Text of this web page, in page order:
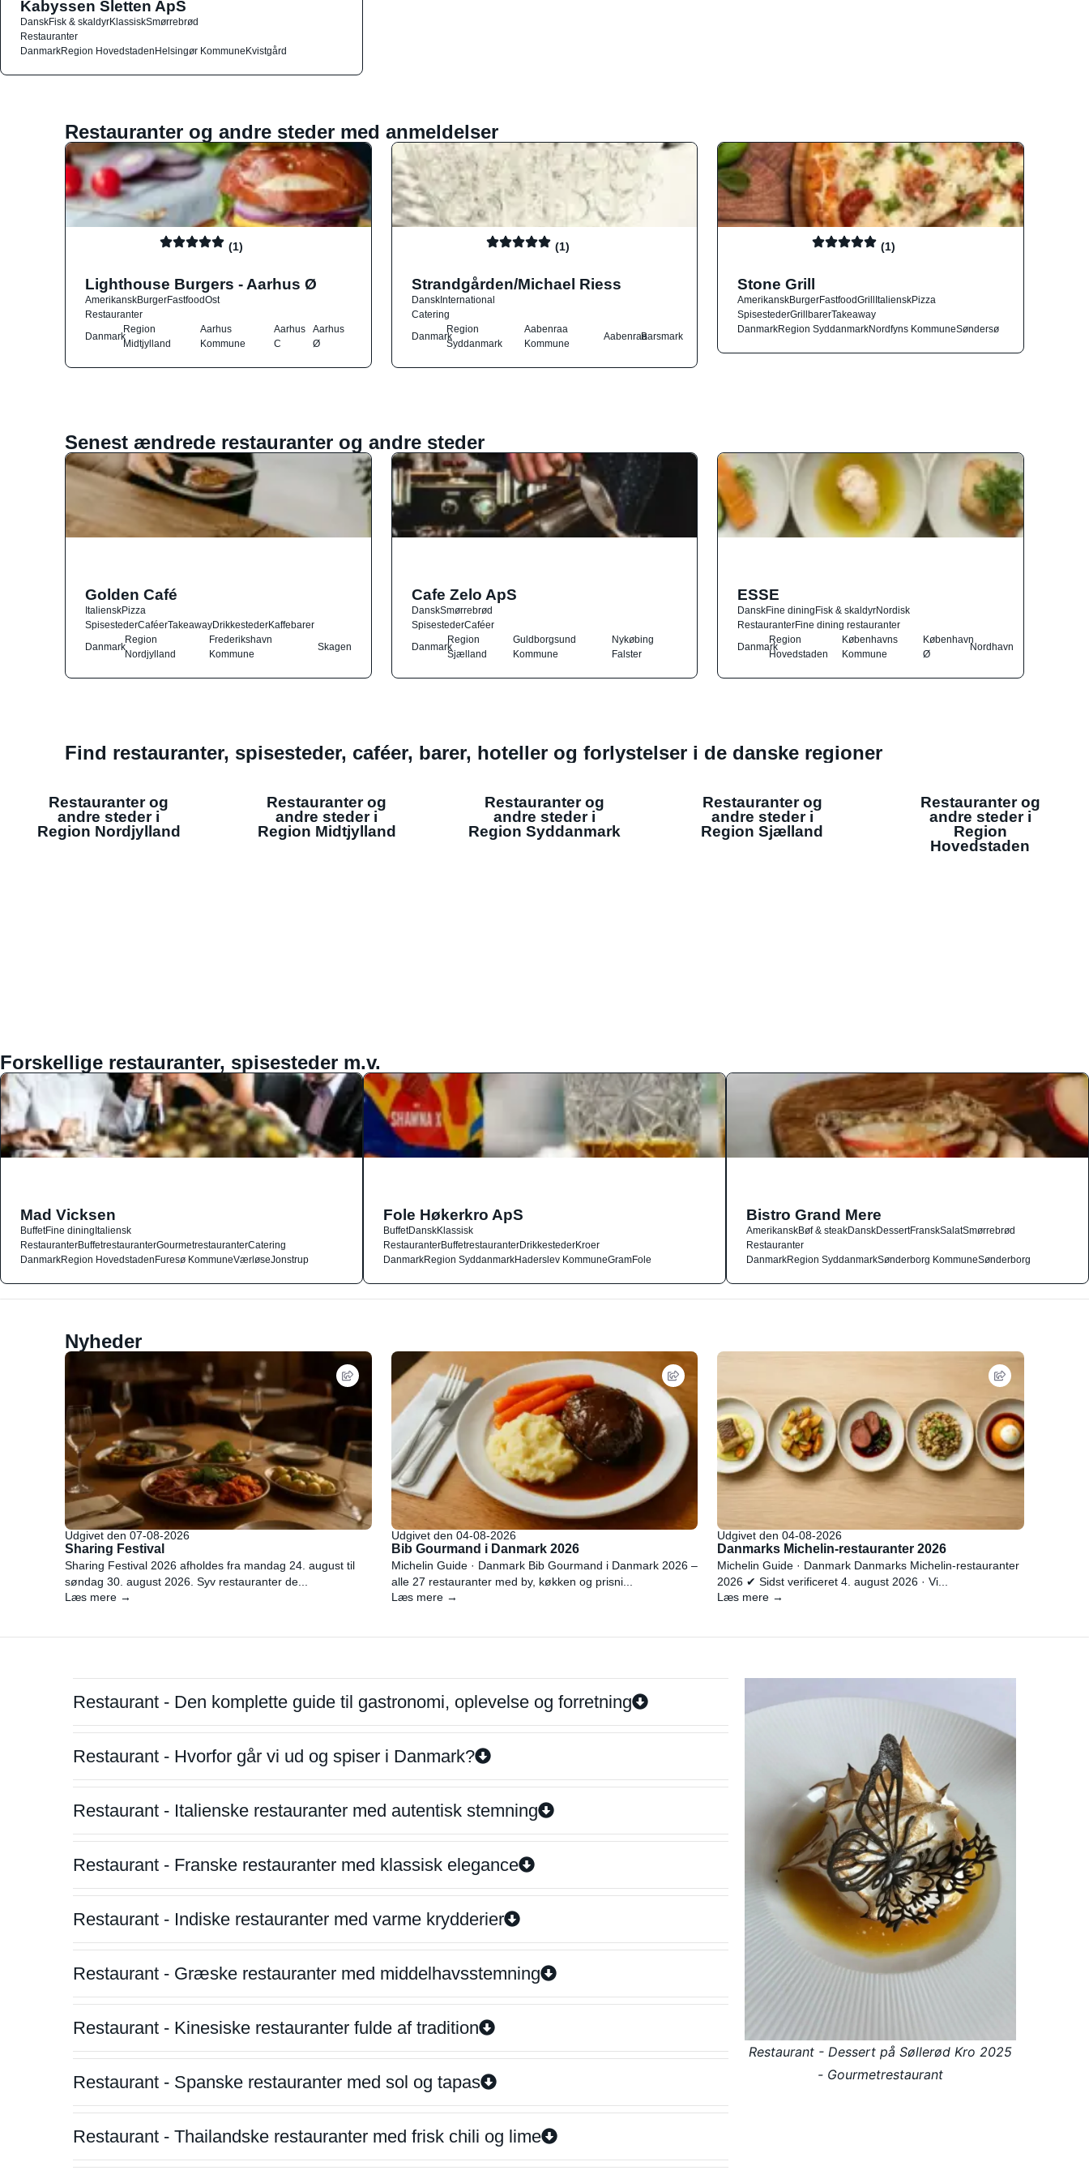
Kabyssen Sletten ApS
DanskFisk & skaldyrKlassiskSmørrebrød
Restauranter
DanmarkRegion HovedstadenHelsingør KommuneKvistgård
Restauranter og andre steder med anmeldelser
(1)
Lighthouse Burgers - Aarhus Ø
AmerikanskBurgerFastfoodOst
Restauranter
Danmark
Region
Midtjylland
Aarhus
Kommune
Aarhus
C
Aarhus
Ø
(1)
Strandgården/Michael Riess
DanskInternational
Catering
Danmark
Region
Syddanmark
Aabenraa
Kommune
AabenraaBarsmark
(1)
Stone Grill
AmerikanskBurgerFastfoodGrillItalienskPizza
SpisestederGrillbarerTakeaway
DanmarkRegion SyddanmarkNordfyns KommuneSøndersø
Senest ændrede restauranter og andre steder
Golden Café
ItalienskPizza
SpisestederCaféerTakeawayDrikkestederKaffebarer
Danmark
Region
Nordjylland
Frederikshavn
Kommune
Skagen
Cafe Zelo ApS
DanskSmørrebrød
SpisestederCaféer
Danmark
Region
Sjælland
Guldborgsund
Kommune
Nykøbing
Falster
ESSE
DanskFine diningFisk & skaldyrNordisk
RestauranterFine dining restauranter
Danmark
Region
Hovedstaden
Københavns
Kommune
København
Ø
Nordhavn
Find restauranter, spisesteder, caféer, barer, hoteller og forlystelser i de danske regioner
Restauranter og
andre steder i
Region Nordjylland
Restauranter og
andre steder i
Region Midtjylland
Restauranter og
andre steder i
Region Syddanmark
Restauranter og
andre steder i
Region Sjælland
Restauranter og
andre steder i
Region
Hovedstaden
Forskellige restauranter, spisesteder m.v.
Mad Vicksen
BuffetFine diningItaliensk
RestauranterBuffetrestauranterGourmetrestauranterCatering
DanmarkRegion HovedstadenFuresø KommuneVærløseJonstrup
Fole Høkerkro ApS
BuffetDanskKlassisk
RestauranterBuffetrestauranterDrikkestederKroer
DanmarkRegion SyddanmarkHaderslev KommuneGramFole
Bistro Grand Mere
AmerikanskBøf & steakDanskDessertFranskSalatSmørrebrød
Restauranter
DanmarkRegion SyddanmarkSønderborg KommuneSønderborg
Nyheder
Udgivet den 07-08-2026
Sharing Festival
Sharing Festival 2026 afholdes fra mandag 24. august til
søndag 30. august 2026. Syv restauranter de...
Læs mere →
Udgivet den 04-08-2026
Bib Gourmand i Danmark 2026
Michelin Guide · Danmark Bib Gourmand i Danmark 2026 –
alle 27 restauranter med by, køkken og prisni...
Læs mere →
Udgivet den 04-08-2026
Danmarks Michelin-restauranter 2026
Michelin Guide · Danmark Danmarks Michelin-restauranter
2026 ✔ Sidst verificeret 4. august 2026 · Vi...
Læs mere →
Restaurant - Den komplette guide til gastronomi, oplevelse og forretning
Restaurant - Hvorfor går vi ud og spiser i Danmark?
Restaurant - Italienske restauranter med autentisk stemning
Restaurant - Franske restauranter med klassisk elegance
Restaurant - Indiske restauranter med varme krydderier
Restaurant - Græske restauranter med middelhavsstemning
Restaurant - Kinesiske restauranter fulde af tradition
Restaurant - Spanske restauranter med sol og tapas
Restaurant - Thailandske restauranter med frisk chili og lime
Restaurant - Dessert på Søllerød Kro 2025
- Gourmetrestaurant